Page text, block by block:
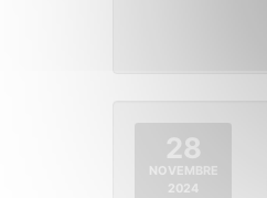
28
NOVEMBRE
2024